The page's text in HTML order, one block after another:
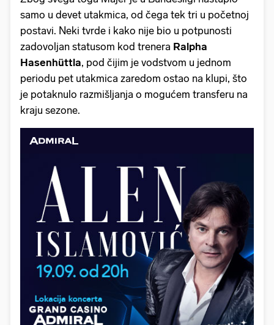
samo u devet utakmica, od čega tek tri u početnoj
postavi. Neki tvrde i kako nije bio u potpunosti
zadovoljan statusom kod trenera Ralpha
Hasenhüttla, pod čijim je vodstvom u jednom
periodu pet utakmica zaredom ostao na klupi, što
je potaknulo razmišljanja o mogućem transferu na
kraju sezone.